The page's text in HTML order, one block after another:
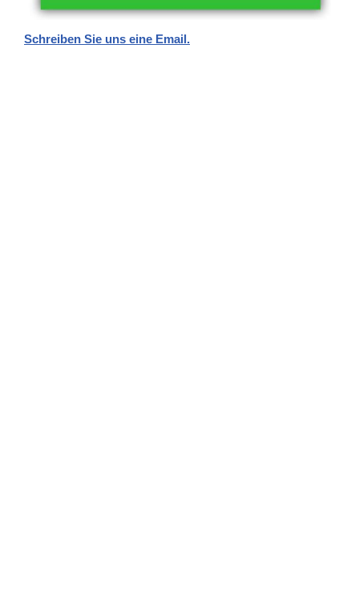
Schreiben Sie uns eine Email.